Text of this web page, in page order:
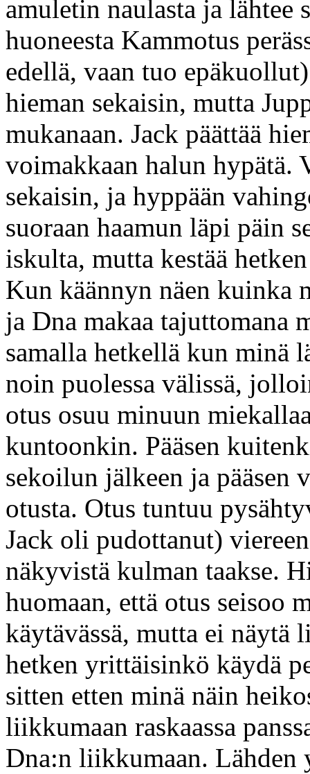
amuletin naulasta ja lähtee
huoneesta Kammotus
edellä, vaan tuo
hieman sekaisin, mutta
mukanaan. Jack päättää
voimakkaan halun hypätä.
sekaisin, ja hyppään
suoraan haamun läpi päin
iskulta, mutta kestää
Kun käännyn näen kuinka
ja Dna makaa tajuttomana
samalla hetkellä kun minä
noin puolessa välissä,
otus osuu minuun
kuntoonkin. Pääsen
sekoilun jälkeen ja
otusta. Otus tuntuu
Jack oli pudottanut)
näkyvistä kulman taakse.
huomaan, että otus seisoo
käytävässä, mutta ei
hetken yrittäisinkö käydä
sitten etten minä näin
liikkumaan raskaassa
Dna:n liikkumaan. Lähden